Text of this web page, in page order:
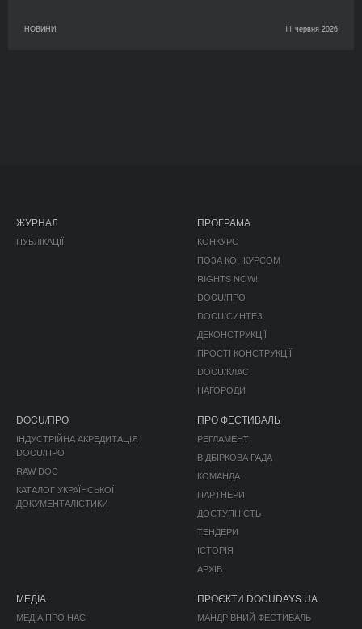
НОВИНИ 11 червня 2026
ЖУРНАЛ
ПУБЛІКАЦІЇ
ПРОГРАМА
КОНКУРС
ПОЗА КОНКУРСОМ
RIGHTS NOW!
DOCU/ПРО
DOCU/СИНТЕЗ
ДЕКОНСТРУКЦІЇ
ПРОСТІ КОНСТРУКЦІЇ
DOCU/КЛАС
НАГОРОДИ
DOCU/ПРО
ІНДУСТРІЙНА АКРЕДИТАЦІЯ
DOCU/ПРО
RAW DOC
КАТАЛОГ УКРАЇНСЬКОЇ
ДОКУМЕНТАЛІСТИКИ
ПРО ФЕСТИВАЛЬ
РЕГЛАМЕНТ
ВІДБІРКОВА РАДА
КОМАНДА
ПАРТНЕРИ
ДОСТУПНІСТЬ
ТЕНДЕРИ
ІСТОРІЯ
АРХІВ
МЕДІА
МЕДІА ПРО НАС
ПРОЄКТИ DOCUDAYS UA
МАНДРІВНИЙ ФЕСТИВАЛЬ